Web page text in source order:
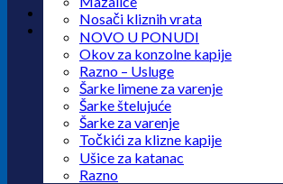
Nosači kliznih vrata
NOVO U PONUDI
Okov za konzolne kapije
Razno – Usluge
Šarke limene za varenje
Šarke štelujuće
Šarke za varenje
Točkići za klizne kapije
Ušice za katanac
Razno